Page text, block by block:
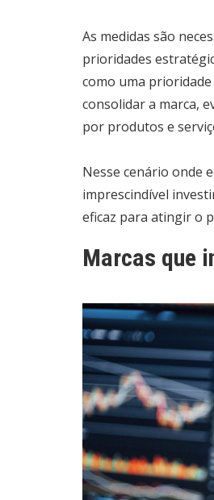
As medidas são
prioridades
como uma
consolidar a marca,
por produtos e
Nesse cenário onde
imprescindível
eficaz para atingir o
Marcas que